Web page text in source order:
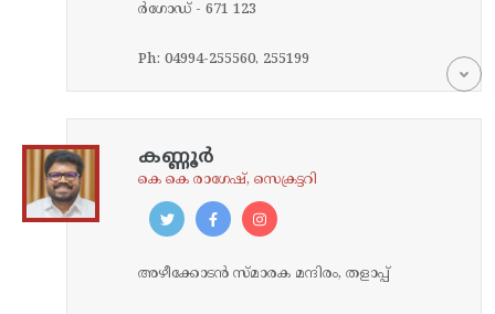
ര്‍ഗോഡ്‌ - 671 123
Ph: 04994-255560, 255199
കണ്ണൂര്‍
കെ കെ രാഗേഷ്, സെക്രട്ടറി
അഴീക്കോടന്‍ സ്മാരക മന്ദിരം, തളാപ്പ്‌